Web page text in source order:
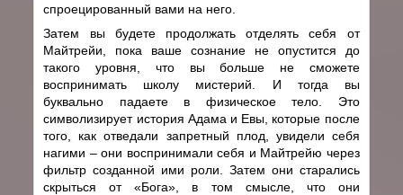
спроецированный вами на него.
Затем вы будете продолжать отделять себя от
Майтрейи, пока ваше сознание не опустится до
такого уровня, что вы больше не сможете
воспринимать школу мистерий. И тогда вы
буквально падаете в физическое тело. Это
символизирует история Адама и Евы, которые после
того, как отведали запретный плод, увидели себя
нагими – они воспринимали себя и Майтрейю через
фильтр созданной ими роли. Затем они старались
скрыться от «Бога», в том смысле, что они